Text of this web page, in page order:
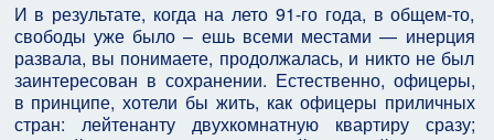
И в результате, когда на лето 91-го года, в общем-то,
свободы уже было – ешь всеми местами — инерция
развала, вы понимаете, продолжалась, и никто не был
заинтересован в сохранении. Естественно, офицеры,
в принципе, хотели бы жить, как офицеры приличных
стран: лейтенанту двухкомнатную квартиру сразу;